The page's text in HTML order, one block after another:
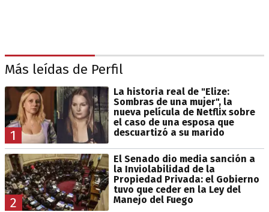
Más leídas de Perfil
1
La historia real de "Elize:
Sombras de una mujer", la
nueva película de Netflix sobre
el caso de una esposa que
descuartizó a su marido
2
El Senado dio media sanción a
la Inviolabilidad de la
Propiedad Privada: el Gobierno
tuvo que ceder en la Ley del
Manejo del Fuego